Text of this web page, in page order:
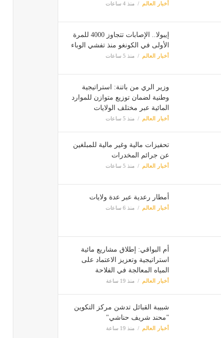
أخبار العالم منذ 4 ساعات
إيبولا.. الإصابات تتجاوز 4000 للمرة
الأولى في الكونغو منذ تفشي الوباء
أخبار العالم منذ 5 ساعات
وزير الري من باتنة: استراتيجية
وطنية لضمان توزيع متوازن للموارد
المائية عبر مختلف الولايات
أخبار العالم منذ 5 ساعات
تحفيزات مالية وغير مالية للمبلغين
عن جرائم المخدرات
أخبار العالم منذ 5 ساعات
أمطار رعدية عبر عدة ولايات
أخبار العالم منذ 6 ساعات
أم البواقي: إطلاق مشاريع مائية
استراتيجية وتعزيز الاعتماد على
المياه المعالجة في الفلاحة
أخبار العالم منذ 19 ساعة
شبيبة القبائل تدشن مركز التكوين
"محند شريف حناشي"
أخبار العالم منذ 19 ساعة